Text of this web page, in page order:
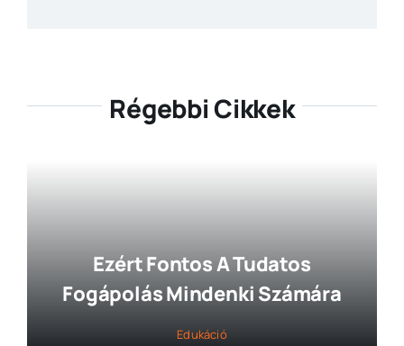
Régebbi Cikkek
Ezért Fontos A Tudatos
Fogápolás Mindenki Számára
Edukáció